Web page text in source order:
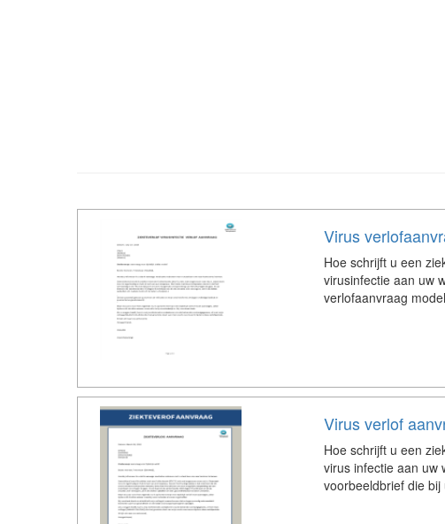
Virus
Hoe schrijft u een
virusinfectie aan uw
verlofaanvraag
Virus verlof
Hoe schrijft u een
virus infectie aan uw
voorbeeldbrief die bij